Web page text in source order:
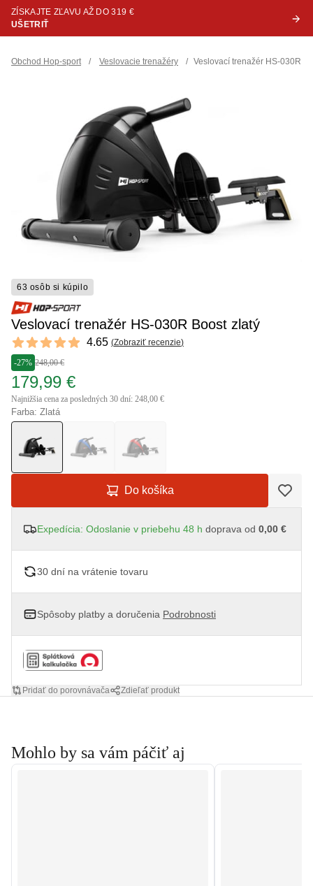
ZÍSKAJTE ZĽAVU AŽ DO 319 €
UŠETRIŤ
Obchod Hop-sport / Veslovacie trenažéry / Veslovací trenažér HS-030R
63 osôb si kúpilo
Veslovací trenažér HS-030R Boost zlatý
Reviews
4.65 out of 5 stars 4.65 (Zobraziť recenzie)
-27% 248,00 €
179,99 €
Najnižšia cena za posledných 30 dní: 248,00 €
Farba: Zlatá
Do košíka
Expedícia: Odoslanie v priebehu 48 h doprava od 0,00 €
30 dní na vrátenie tovaru
Spôsoby platby a doručenia Podrobnosti
Pridať do porovnávača Zdieľať produkt
Mohlo by sa vám páčiť aj